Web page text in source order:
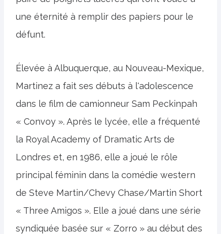
une éternité à remplir des papiers pour le
défunt.
Élevée à Albuquerque, au Nouveau-Mexique,
Martinez a fait ses débuts à l'adolescence
dans le film de camionneur Sam Peckinpah
« Convoy ». Après le lycée, elle a fréquenté
la Royal Academy of Dramatic Arts de
Londres et, en 1986, elle a joué le rôle
principal féminin dans la comédie western
de Steve Martin/Chevy Chase/Martin Short
« Three Amigos ». Elle a joué dans une série
syndiquée basée sur « Zorro » au début des